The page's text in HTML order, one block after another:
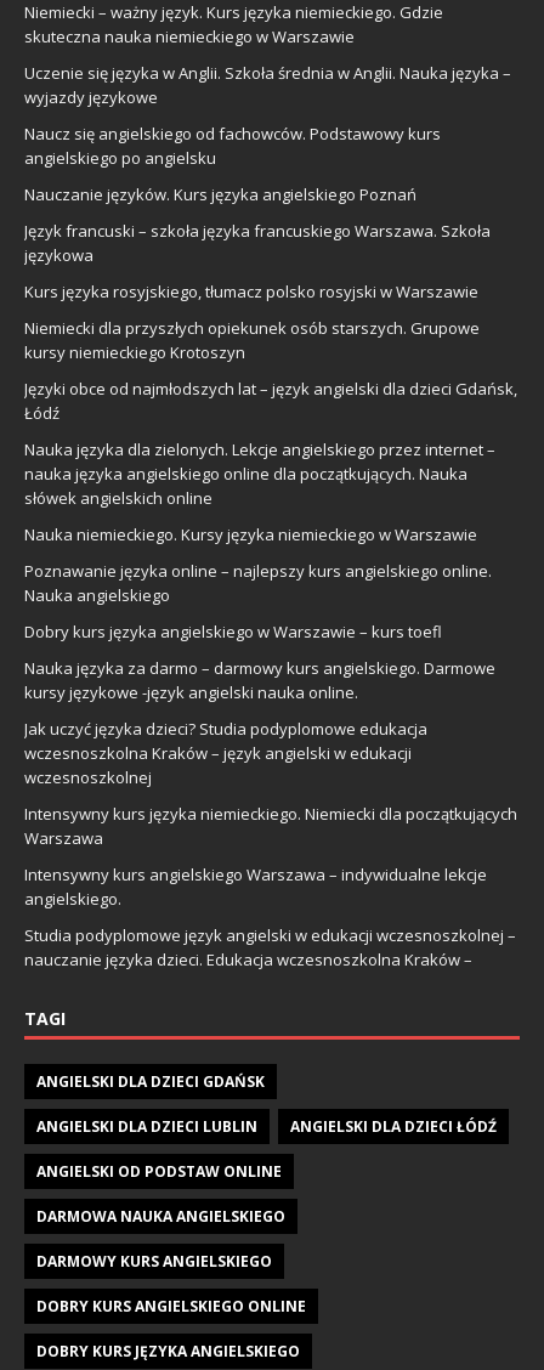
Niemiecki – ważny język. Kurs języka niemieckiego. Gdzie
skuteczna nauka niemieckiego w Warszawie
Uczenie się języka w Anglii. Szkoła średnia w Anglii. Nauka języka –
wyjazdy językowe
Naucz się angielskiego od fachowców. Podstawowy kurs
angielskiego po angielsku
Nauczanie języków. Kurs języka angielskiego Poznań
Język francuski – szkoła języka francuskiego Warszawa. Szkoła
językowa
Kurs języka rosyjskiego, tłumacz polsko rosyjski w Warszawie
Niemiecki dla przyszłych opiekunek osób starszych. Grupowe
kursy niemieckiego Krotoszyn
Języki obce od najmłodszych lat – język angielski dla dzieci Gdańsk,
Łódź
Nauka języka dla zielonych. Lekcje angielskiego przez internet –
nauka języka angielskiego online dla początkujących. Nauka
słówek angielskich online
Nauka niemieckiego. Kursy języka niemieckiego w Warszawie
Poznawanie języka online – najlepszy kurs angielskiego online.
Nauka angielskiego
Dobry kurs języka angielskiego w Warszawie – kurs toefl
Nauka języka za darmo – darmowy kurs angielskiego. Darmowe
kursy językowe -język angielski nauka online.
Jak uczyć języka dzieci? Studia podyplomowe edukacja
wczesnoszkolna Kraków – język angielski w edukacji
wczesnoszkolnej
Intensywny kurs języka niemieckiego. Niemiecki dla początkujących
Warszawa
Intensywny kurs angielskiego Warszawa – indywidualne lekcje
angielskiego.
Studia podyplomowe język angielski w edukacji wczesnoszkolnej –
nauczanie języka dzieci. Edukacja wczesnoszkolna Kraków –
TAGI
ANGIELSKI DLA DZIECI GDAŃSK
ANGIELSKI DLA DZIECI LUBLIN ANGIELSKI DLA DZIECI ŁÓDŹ
ANGIELSKI OD PODSTAW ONLINE
DARMOWA NAUKA ANGIELSKIEGO
DARMOWY KURS ANGIELSKIEGO
DOBRY KURS ANGIELSKIEGO ONLINE
DOBRY KURS JĘZYKA ANGIELSKIEGO